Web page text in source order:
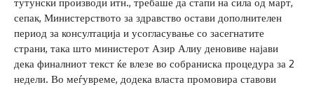
тутунски производи итн., требаше да стапи на сила од март,
сепак, Министерството за здравство остави дополнителен
период за консултација и усогласување со засегнатите
страни, така што министерот Азир Алиу деновиве најави
дека финалниот текст ќе влезе во собраниска процедура за 2
недели. Во меѓувреме, додека власта промовира ставови